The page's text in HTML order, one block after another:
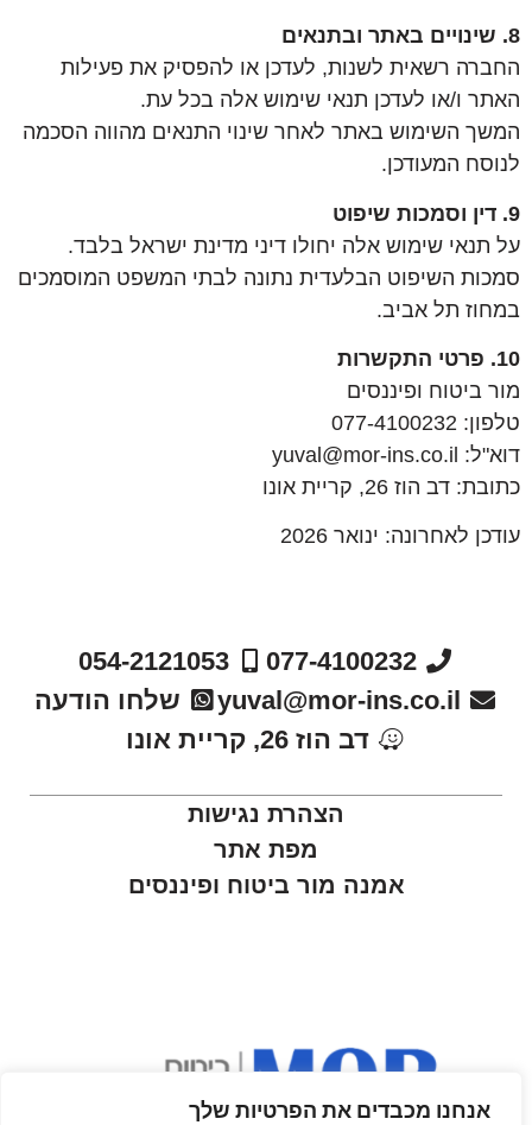
אנחנו מכבדים את הפרטיות שלך
8. שינויים באתר ובתנאים
החברה רשאית לשנות, לעדכן או להפסיק את פעילות
האתר ו/או לעדכן תנאי שימוש אלה בכל עת.
המשך השימוש באתר לאחר שינוי התנאים מהווה הסכמה
לנוסח המעודכן.
9. דין וסמכות שיפוט
על תנאי שימוש אלה יחולו דיני מדינת ישראל בלבד.
סמכות השיפוט הבלעדית נתונה לבתי המשפט המוסמכים
במחוז תל אביב.
10. פרטי התקשרות
מור ביטוח ופיננסים
טלפון: 077-4100232
דוא"ל: yuval@mor-ins.co.il
כתובת: דב הוז 26, קריית אונו
עודכן לאחרונה: ינואר 2026
077-4100232
054-2121053
yuval@mor-ins.co.il
שלחו הודעה
דב הוז 26, קריית אונו
הצהרת נגישות
מפת אתר
אמנה מור ביטוח ופיננסים